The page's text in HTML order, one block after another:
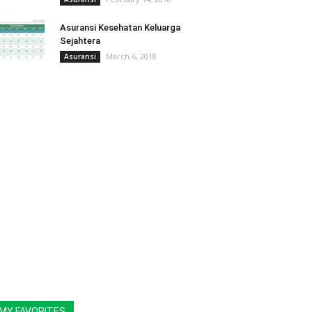
Asuransi Kesehatan Keluarga
Sejahtera
Asuransi March 6, 2018